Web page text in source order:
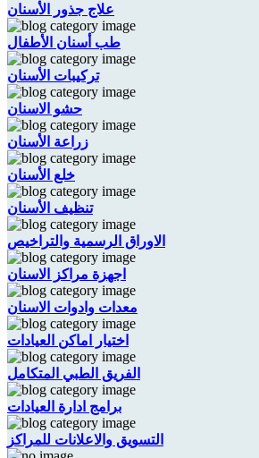
علاج جذور الأسنان
طب أسنان الأطفال
تركيبات الأسنان
حشو الاسنان
زراعة الأسنان
خلع الأسنان
تنظيف الأسنان
الاوراق الرسمية والتراخيص
اجهزة مراكز الاسنان
معدات وادوات الاسنان
اختيار اماكن العيادات
الفريق الطبي المتكامل
برامج ادارة العيادات
التسويق والاعلانات للمراكز